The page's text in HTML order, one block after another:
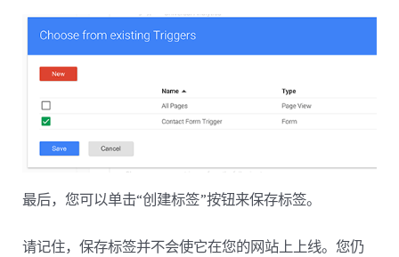
最后，您可以单击“创建标签”按钮来保存标签。
请记住，保存标签并不会使它在您的网站上上线。您仍